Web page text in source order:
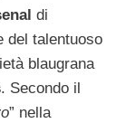
di
del talentuoso
blaugrana
. Secondo il
” nella